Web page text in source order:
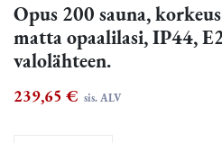
Opus 200 sauna,
matta opaalilasi, IP44,
valolähteen.
239,65 € sis. ALV